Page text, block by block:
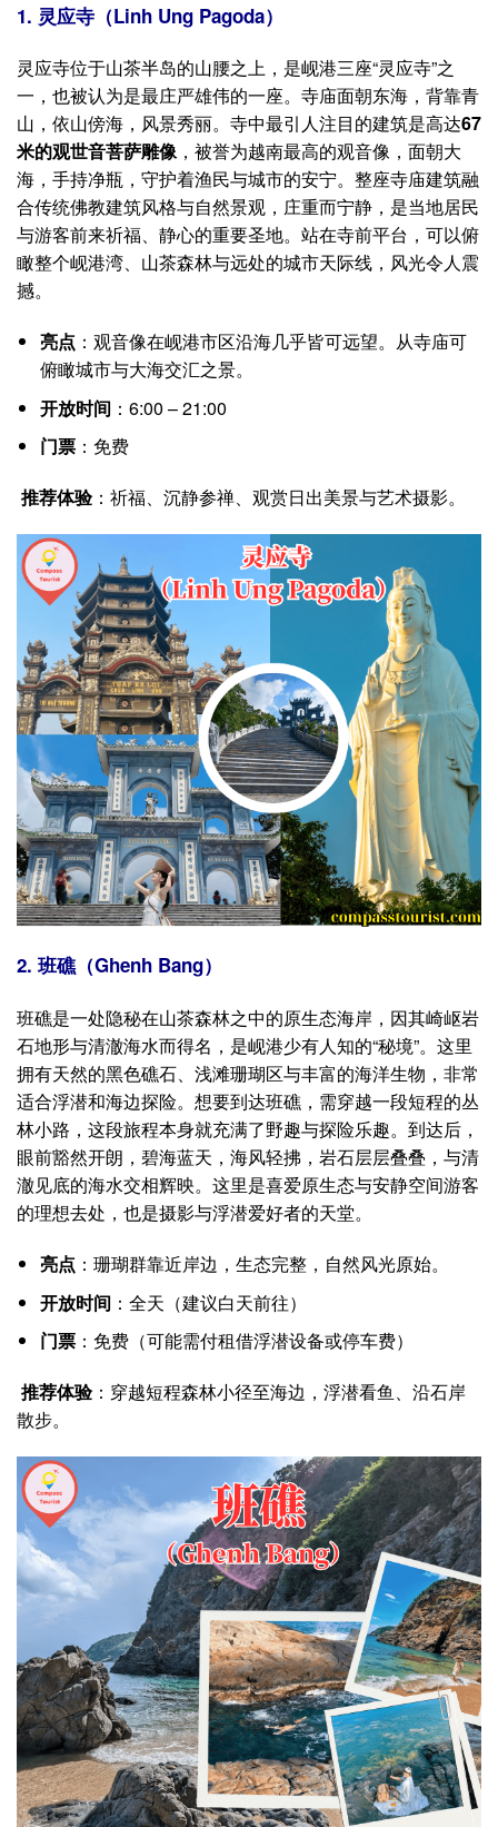
1. 灵应寺（Linh Ung Pagoda）
灵应寺位于山茶半岛的山腰之上，是岘港三座“灵应寺”之
一，也被认为是最庄严雄伟的一座。寺庙面朝东海，背靠青
山，依山傍海，风景秀丽。寺中最引人注目的建筑是高达67
米的观世音菩萨雕像，被誉为越南最高的观音像，面朝大
海，手持净瓶，守护着渔民与城市的安宁。整座寺庙建筑融
合传统佛教建筑风格与自然景观，庄重而宁静，是当地居民
与游客前来祈福、静心的重要圣地。站在寺前平台，可以俯
瞰整个岘港湾、山茶森林与远处的城市天际线，风光令人震
撼。
亮点 ：观音像在岘港市区沿海几乎皆可远望。从寺庙可
俯瞰城市与大海交汇之景。
开放时间：6:00 – 21:00
门票：免费
推荐体验：祈福、沉静参禅、观赏日出美景与艺术摄影。
2. 班礁（Ghenh Bang）
班礁是一处隐秘在山茶森林之中的原生态海岸，因其崎岖岩
石地形与清澈海水而得名，是岘港少有人知的“秘境”。这里
拥有天然的黑色礁石、浅滩珊瑚区与丰富的海洋生物，非常
适合浮潜和海边探险。想要到达班礁，需穿越一段短程的丛
林小路，这段旅程本身就充满了野趣与探险乐趣。到达后，
眼前豁然开朗，碧海蓝天，海风轻拂，岩石层层叠叠，与清
澈见底的海水交相辉映。这里是喜爱原生态与安静空间游客
的理想去处，也是摄影与浮潜爱好者的天堂。
亮点 ：珊瑚群靠近岸边，生态完整，自然风光原始。
开放时间：全天（建议白天前往）
门票：免费（可能需付租借浮潜设备或停车费）
推荐体验：穿越短程森林小径至海边，浮潜看鱼、沿石岸
散步。